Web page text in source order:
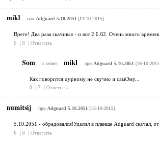
mikl про Adguard 5.10.2051 [13-10-2015]
Врете! Два раза скачивал - и все 2.0.62. Очень много
6
| 8 | Ответить
Som в ответ mikl про Adguard 5.10.2051 [16-10-
Как говорится дурному не скучно и самОму...
8
| 7 | Ответить
numitsij про Adguard 5.10.2051 [13-10-2015]
5.10.2051 - обрадовался!Удалил в планше Adguard скачал,
6
| 6 | Ответить